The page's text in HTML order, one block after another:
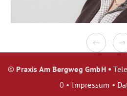
© Praxis Am Bergweg GmbH •
0 • Impressum •